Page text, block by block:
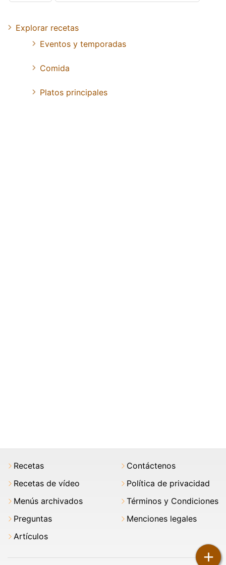
+
Explorar recetas
Eventos y temporadas
Comida
Platos principales
Recetas
Recetas de vídeo
Menús archivados
Preguntas
Artículos
Contáctenos
Política de privacidad
Términos y Condiciones
Menciones legales